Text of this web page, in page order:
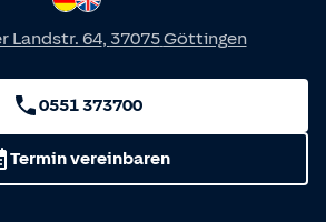
Landstr. 64, 37075Göttingen
0551 373700
Termin vereinbaren